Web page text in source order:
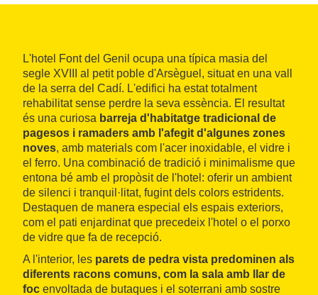
L'hotel Font del Genil ocupa una típica masia del
segle XVIII al petit poble d'Arsèguel, situat en una vall
de la serra del Cadí. L'edifici ha estat totalment
rehabilitat sense perdre la seva essència. El resultat
és una curiosa barreja d'habitatge tradicional de
pagesos i ramaders amb l'afegit d'algunes zones
noves, amb materials com l'acer inoxidable, el vidre i
el ferro. Una combinació de tradició i minimalisme que
entona bé amb el propòsit de l'hotel: oferir un ambient
de silenci i tranquil·litat, fugint dels colors estridents.
Destaquen de manera especial els espais exteriors,
com el pati enjardinat que precedeix l'hotel o el porxo
de vidre que fa de recepció.
A l'interior, les parets de pedra vista predominen als
diferents racons comuns, com la sala amb llar de
foc envoltada de butaques i el soterrani amb sostre